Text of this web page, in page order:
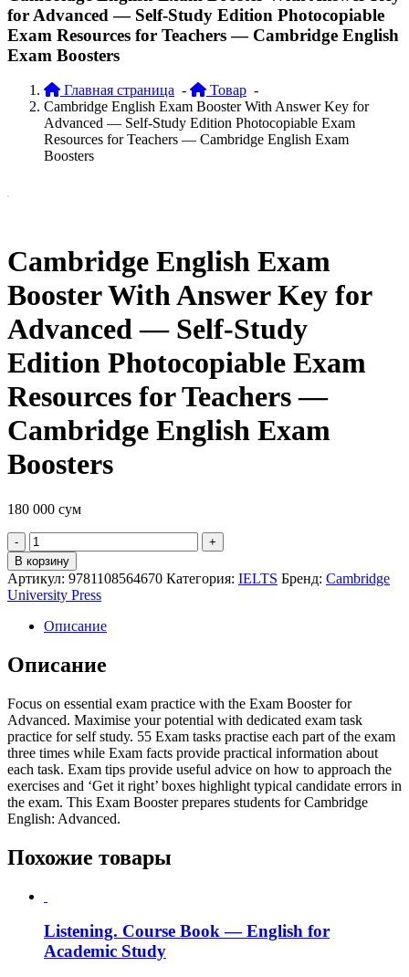
for Advanced — Self-Study Edition Photocopiable
Exam Resources for Teachers — Cambridge English
Exam Boosters
Главная страница - Товар -
Cambridge English Exam Booster With Answer Key for
Advanced — Self-Study Edition Photocopiable Exam
Resources for Teachers — Cambridge English Exam
Boosters
Cambridge English Exam
Booster With Answer Key for
Advanced — Self-Study
Edition Photocopiable Exam
Resources for Teachers —
Cambridge English Exam
Boosters
180 000 сум
Quantity
В корзину
Артикул: 9781108564670 Категория: IELTS Бренд: Cambridge
University Press
Описание
Описание
Focus on essential exam practice with the Exam Booster for
Advanced. Maximise your potential with dedicated exam task
practice for self study. 55 Exam tasks practise each part of the exam
three times while Exam facts provide practical information about
each task. Exam tips provide useful advice on how to approach the
exercises and ‘Get it right’ boxes highlight typical candidate errors in
the exam. This Exam Booster prepares students for Cambridge
English: Advanced.
Похожие товары
Listening. Course Book — English for
Academic Study